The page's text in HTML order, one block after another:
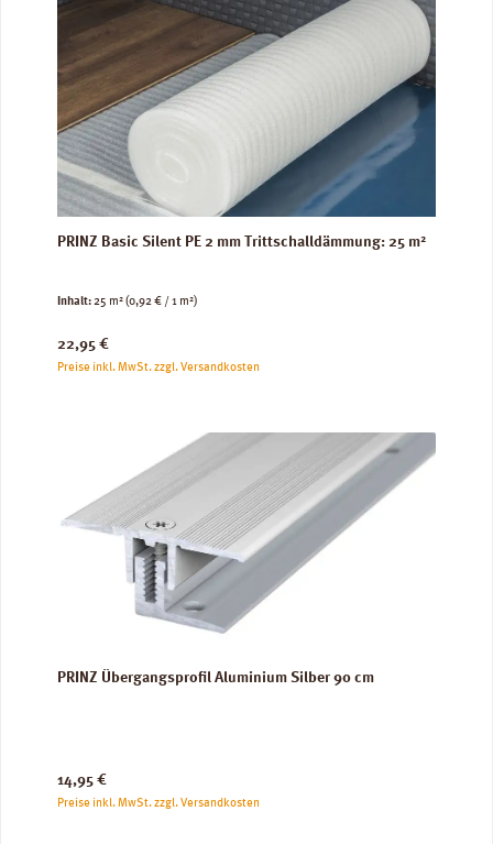
PRINZ Basic Silent PE 2 mm Trittschalldämmung: 25 m²
Inhalt:25 m²(0,92 € / 1 m²)
Regulärer Preis:
22,95 €
Preise inkl. MwSt. zzgl. Versandkosten
PRINZ Übergangsprofil Aluminium Silber 90 cm
Regulärer Preis:
14,95 €
Preise inkl. MwSt. zzgl. Versandkosten